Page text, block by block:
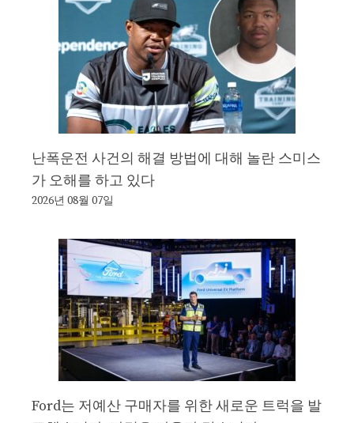
난폭운전 사건의 해결 방법에 대해 놀란 스미스
가 오해를 하고 있다
2026년 08월 07일
Ford는 저예산 구매자를 위한 새로운 트럭을 발